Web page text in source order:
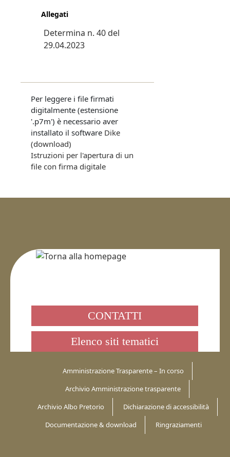
Allegati
Determina n. 40 del
29.04.2023
Per leggere i file firmati
digitalmente (estensione
'.p7m') è necessario aver
installato il software Dike
(download)
Istruzioni per l'apertura di un
file con firma digitale
CONTATTI
Elenco siti tematici
Amministrazione Trasparente – In corso
Archivio Amministrazione trasparente
Archivio Albo Pretorio
Dichiarazione di accessibilità
Documentazione & download
Ringraziamenti